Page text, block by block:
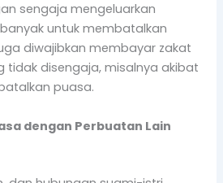
sengaja mengeluarkan
untuk membatalkan
diwajibkan membayar zakat
tidak disengaja, misalnya akibat
puasa.
dengan Perbuatan Lain